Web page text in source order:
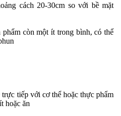
cách 20-30cm so với bề mặt
còn một ít trong bình, có thể
tiếp với cơ thể hoặc thực phẩm
hoặc ăn